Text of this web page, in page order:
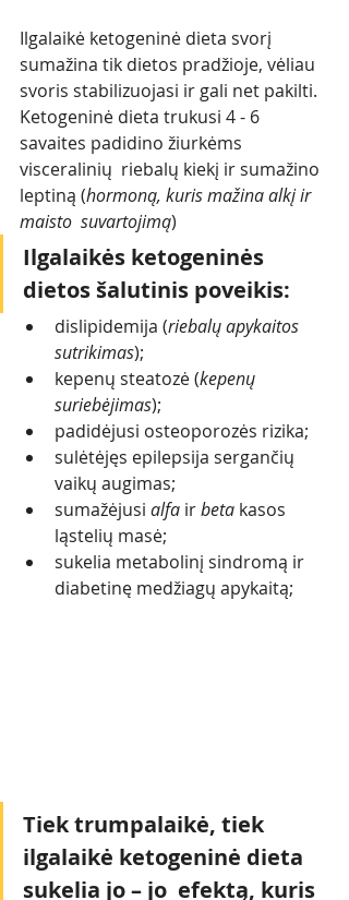
Ilgalaikė ketogeninė dieta svorį
sumažina tik dietos pradžioje, vėliau
svoris stabilizuojasi ir gali net pakilti.
Ketogeninė dieta trukusi 4 - 6
savaites padidino žiurkėms
visceralinių  riebalų kiekį ir sumažino
leptiną (hormoną, kuris mažina alkį ir
maisto  suvartojimą)
Ilgalaikės ketogeninės
dietos šalutinis poveikis:
dislipidemija (riebalų apykaitos
sutrikimas);
kepenų steatozė (kepenų
suriebėjimas);
padidėjusi osteoporozės rizika;
sulėtėjęs epilepsija sergančių
vaikų augimas;
sumažėjusi alfa ir beta kasos
ląstelių masė;
sukelia metabolinį sindromą ir
diabetinę medžiagų apykaitą;
Tiek trumpalaikė, tiek
ilgalaikė ketogeninė dieta
sukelia jo – jo  efektą, kuris